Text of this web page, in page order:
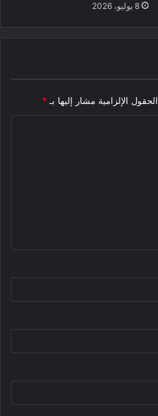
8 يوليو، 2026
الحقول الإلزامية مشار إليها بـ *